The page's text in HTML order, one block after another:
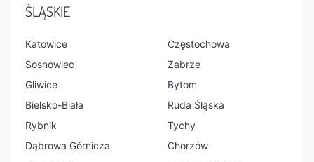
ŚLĄSKIE
Katowice
Częstochowa
Sosnowiec
Zabrze
Gliwice
Bytom
Bielsko-Biała
Ruda Śląska
Rybnik
Tychy
Dąbrowa Górnicza
Chorzów